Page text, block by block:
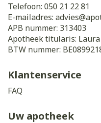
Telefoon: 050 21 22 81
E-mailadres: advies@
APB nummer: 313403
Apotheek titularis:
BTW nummer:
Klantenservice
FAQ
Uw apotheek